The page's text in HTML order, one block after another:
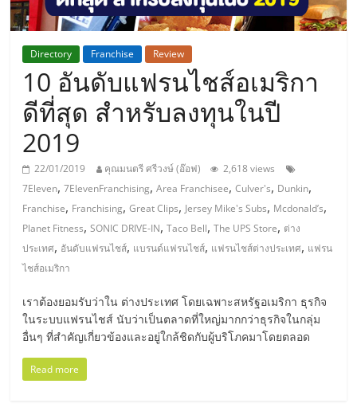
ธุรกิจ
เอ
ส
เอ็
มอี
ไทย,
SMEs,
แฟ
Directory Franchise Review
10 อันดับแฟรนไชส์อเมริกา
ดีที่สุด สำหรับลงทุนในปี
2019
22/01/2019 คุณมนตรี ศรีวงษ์ (อ๊อฟ)
2,618 views
7Eleven,7ElevenFranchising,Area Franchisee,Culver's, Dunkin,
Franchise, Franchising,Great Clips, Jersey Mike's Subs, Mcdonald’s,
Planet Fitness,SONIC DRIVE-IN,Taco Bell,The UPS Store, ต่าง
ประเทศ, อันดับแฟรนไชส์, แบรนด์แฟรนไชส์, แฟรนไชส์ต่างประเทศ, แฟรน
ไชส์อเมริกา
เราต้องยอมรับว่าใน ต่างประเทศ โดยเฉพาะสหรัฐอเมริกา ธุรกิจ
ในระบบแฟรนไชส์ นับว่าเป็นตลาดที่ใหญ่มากกว่าธุรกิจในกลุ่ม
อื่นๆ ที่สำคัญเกี่ยวข้องและอยู่ใกล้ชิดกับผู้บริโภคมาโดยตลอด
Read more